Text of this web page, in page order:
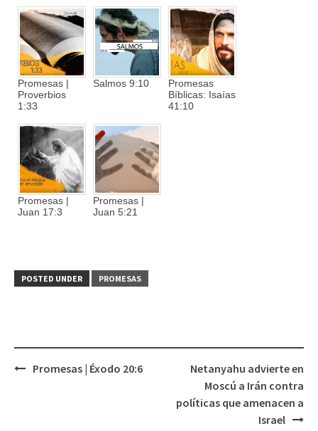
Promesas |
Proverbios
1:33
Salmos 9:10
Promesas
Bíblicas: Isaías
41:10
Promesas |
Juan 17:3
Promesas |
Juan 5:21
POSTED UNDER PROMESAS
Promesas | Éxodo 20:6
Netanyahu advierte en
Moscú a Irán contra
políticas que amenacen a
Israel